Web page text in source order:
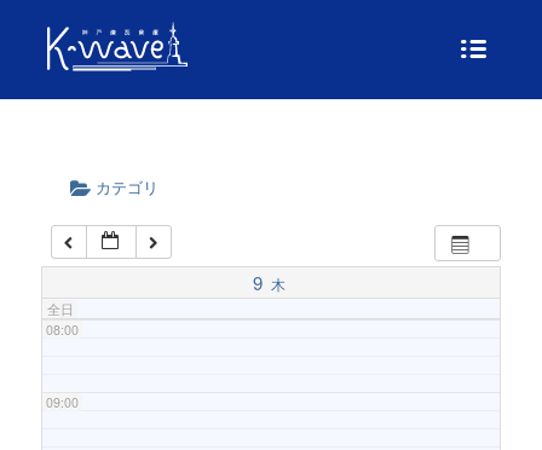
カテゴリ
9 木
全日
04:00
06:00
07:00
08:00
09:00